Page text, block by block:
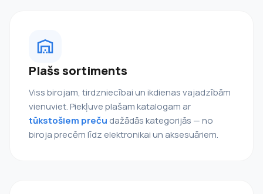
Plašs sortiments
Viss birojam, tirdzniecībai un ikdienas vajadzībām
vienuviet. Piekļuve plašam katalogam ar
tūkstošiem preču dažādās kategorijās — no
biroja precēm līdz elektronikai un aksesuāriem.